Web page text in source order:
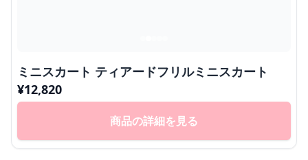
ミニスカート ティアードフリルミニスカート
¥12,820
商品の詳細を見る